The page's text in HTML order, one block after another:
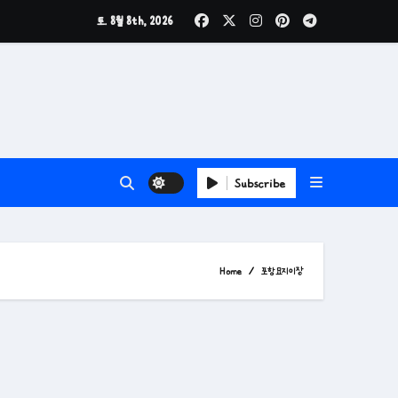
토. 8월 8th, 2026
Subscribe
Home 포항묘지이장